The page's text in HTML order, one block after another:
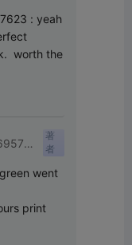
: yeah
worth the
著
者
went
print